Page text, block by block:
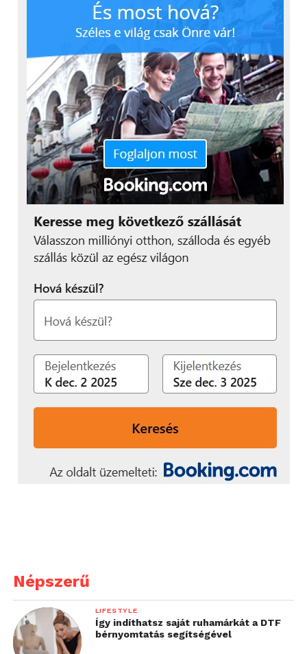
Népszerű
LIFESTYLE
Így indíthatsz saját ruhamárkát a DTF
bérnyomtatás segítségével